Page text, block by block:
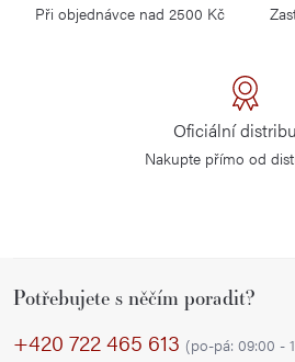
Při objednávce nad 2500 Kč
Oficiální
Nakupte přímo od
Potřebujete s něčím poradit?
+420 722 465 613 (po-pá: 09:00 -